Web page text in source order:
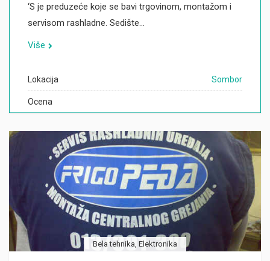
‘S je preduzeće koje se bavi trgovinom, montažom i
servisom rashladne. Sedište…
Više
Lokacija Sombor
Ocena
Bela tehnika, Elektronika